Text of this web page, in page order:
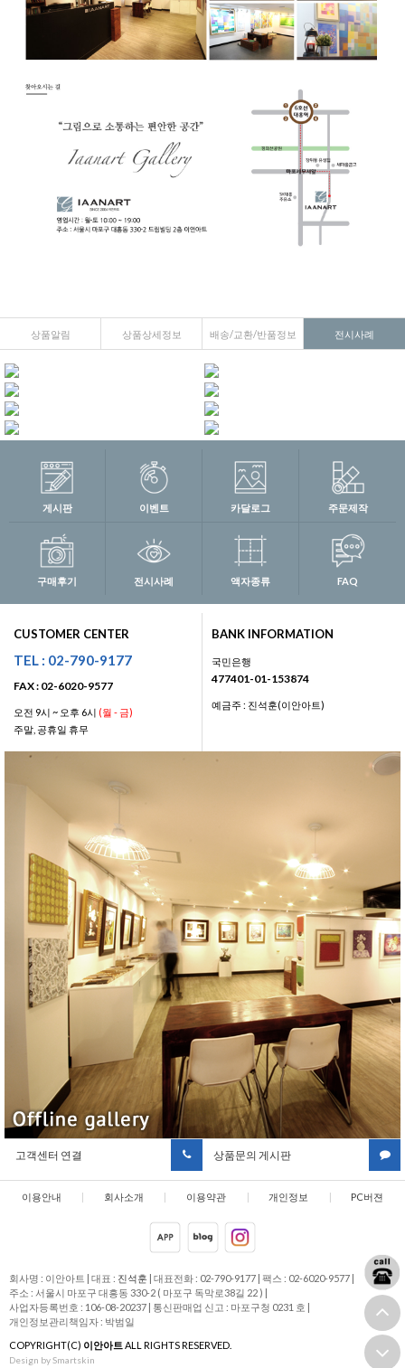
상품알림 상품상세정보 배송/교환/반품정보 전시사례
게시판 이벤트 카달로그 주문제작
구매후기 전시사례 액자종류 FAQ
CUSTOMER CENTER
TEL : 02-790-9177
FAX : 02-6020-9577
오전 9시 ~ 오후 6시 (월 - 금)
주말, 공휴일 휴무
BANK INFORMATION
국민은행
477401-01-153874
예금주 : 진석훈(이안아트)
고객센터 연결 상품문의 게시판
이용안내 회사소개 이용약관 개인정보 PC버젼
회사명 : 이안아트 대표 : 진석훈 대표전화 : 02-790-9177 팩스 : 02-6020-9577
주소 : 서울시 마포구 대흥동 330-2 ( 마포구 독막로38길 22 )
사업자등록번호 : 106-08-20237
통신판매업 신고 : 마포구청 0231 호
개인정보관리책임자 : 박범일
COPYRIGHT(C) 이안아트 ALL RIGHTS RESERVED.